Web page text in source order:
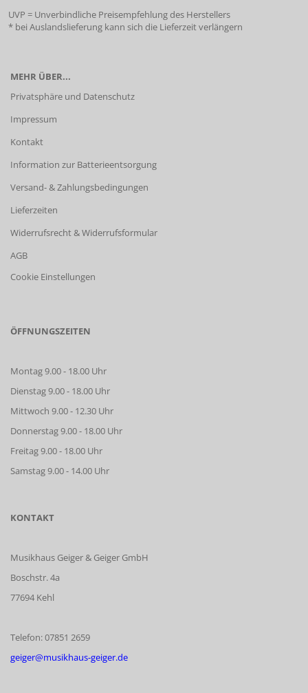
UVP = Unverbindliche Preisempfehlung des Herstellers
* bei Auslandslieferung kann sich die Lieferzeit verlängern
MEHR ÜBER...
Privatsphäre und Datenschutz
Impressum
Kontakt
Information zur Batterieentsorgung
Versand- & Zahlungsbedingungen
Lieferzeiten
Widerrufsrecht & Widerrufsformular
AGB
Cookie Einstellungen
ÖFFNUNGSZEITEN
Montag 9.00 - 18.00 Uhr
Dienstag 9.00 - 18.00 Uhr
Mittwoch 9.00 - 12.30 Uhr
Donnerstag 9.00 - 18.00 Uhr
Freitag 9.00 - 18.00 Uhr
Samstag 9.00 - 14.00 Uhr
KONTAKT
Musikhaus Geiger & Geiger GmbH
Boschstr. 4a
77694 Kehl
Telefon: 07851 2659
geiger@musikhaus-geiger.de